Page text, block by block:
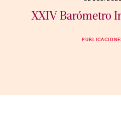
XXIV Barómetro